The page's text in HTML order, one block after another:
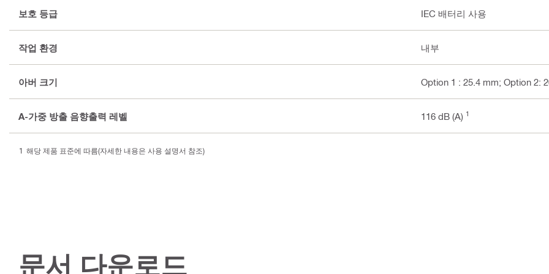
보호 등급 IEC 배터리 사용
작업 환경 내부
아버 크기 Option 1 : 25.4 mm; Option 2:
A-가중 방출 음향출력 레벨 116 dB (A) 1
해당 제품 표준에 따름(자세한 내용은 사용 설명서 참조)
문서 다운로드